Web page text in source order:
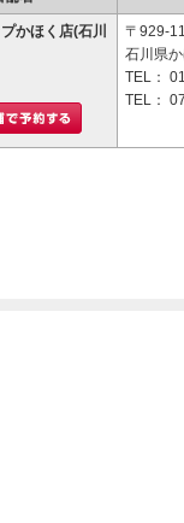
かほく店(石川
〒929-
石川県
TEL：
TEL：